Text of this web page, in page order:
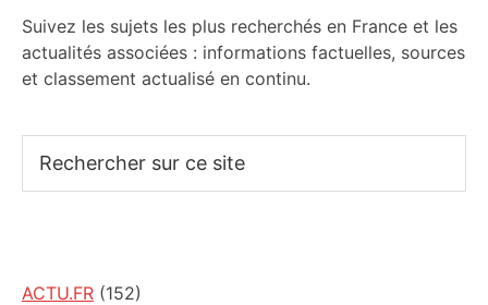
Suivez les sujets les plus recherchés en France et les
actualités associées : informations factuelles, sources
et classement actualisé en continu.
sur
ACTU.FR (152)